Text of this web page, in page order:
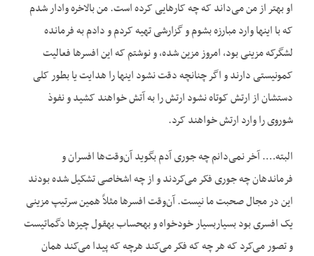
او بهتر از من می‌داند که چه کارهایی کرده است. من بالاخره وادار شدم
که با این‏ها وارد مبارزه بشوم و گزارشی تهیه کردم و دادم به فرمانده
لشگرکه مزینی بود، امروز مزین شده، و نوشتم که این افسر‌ها فعالیت
کمونیستی دارند و اگر چنانچه دقت نشود اینها را هدایت یا بطور کلی
دستشان از ارتش کوتاه نشود ارتش را به آتش خواهند کشید و نفوذ
شوروی را وارد ارتش خواهند کرد.
البته…. آخر نمی‌دانم چه جوری آدم بگوید آن‌وقت‌ها افسران و
فرماندهان چه جوری فکر می‌کردند و از چه اشخاصی تشکیل شده بودند
این در مجال صحبت ما نیست. آن‌وقت افسر‌ها مثلاً همین سرتیپ مزینی
یک افسری بود بسیاربسیار خودخواه و به‏حساب به‏قول چیزها دگماتیست
و تصور می‌کرد که هر چه که فکر می‌کند هرچه که پیدا می‌کند همان